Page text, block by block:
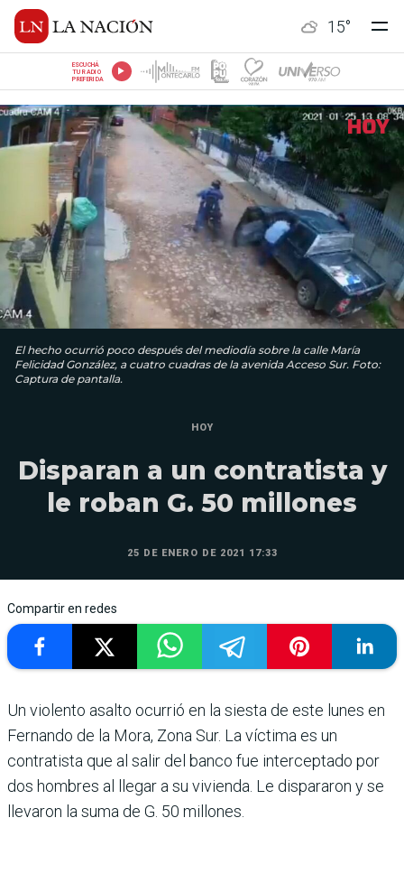
15°
ESCUCHÁ
TU RADIO
PREFERIDA
El hecho ocurrió poco después del mediodía sobre la calle María
Felicidad González, a cuatro cuadras de la avenida Acceso Sur. Foto:
Captura de pantalla.
HOY
Disparan a un contratista y
le roban G. 50 millones
25 DE ENERO DE 2021 17:33
Compartir en redes
Un violento asalto ocurrió en la siesta de este lunes en
Fernando de la Mora, Zona Sur. La víctima es un
contratista que al salir del banco fue interceptado por
dos hombres al llegar a su vivienda. Le dispararon y se
llevaron la suma de G. 50 millones.